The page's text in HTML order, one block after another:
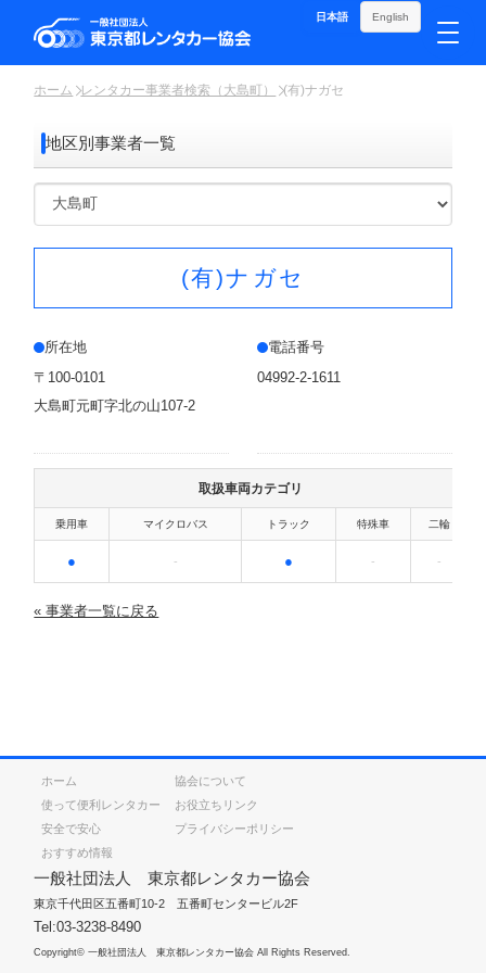
日本語 English
ホーム レンタカー事業者検索（大島町） (有)ナガセ
地区別事業者一覧
(有)ナガセ
所在地
〒100-0101
大島町元町字北の山107-2
電話番号
04992-2-1611
取扱車両カテゴリ
乗用車 マイクロバス トラック 特殊車 二輪
● - ● - -
« 事業者一覧に戻る
一般社団法人 東京都レンタカー協会
東京千代田区五番町10-2 五番町センタービル2F
Tel:03-3238-8490
ホーム
使って便利レンタカー
安全で安心
おすすめ情報
協会について
お役立ちリンク
プライバシーポリシー
Copyright© 一般社団法人 東京都レンタカー協会 All Rights Reserved.